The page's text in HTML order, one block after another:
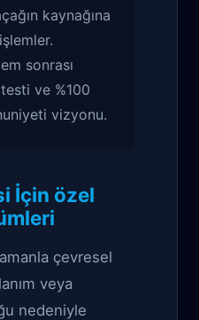
kaynağına
sonrası
ve %100
vizyonu.
İçin özel
çevresel
veya
nedeniyle